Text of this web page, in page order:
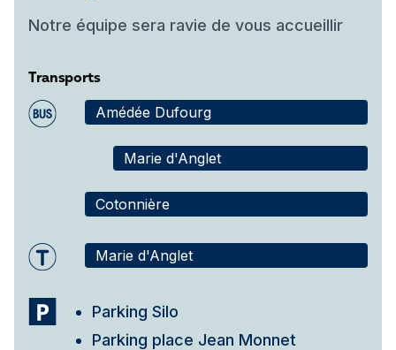
Notre équipe sera ravie de vous accueillir
Transports
Amédée Dufourg
Marie d'Anglet
Cotonnière
Marie d'Anglet
Parking Silo
Parking place Jean Monnet